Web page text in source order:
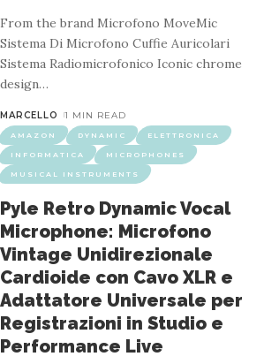
TONOR Microfono
From the brand Microfono Tonor Your
chiaro: L'obiettivo è
From the brand Microfono MoveMic
Sistema Di Microfono Cuffie Auricolari
Sistema Radiomicrofonico Iconic chrome
design…
MARCELLO 1 MIN READ
AMAZON DYNAMIC ELETTRONICA
INFORMATICA MICROPHONES
MUSICAL INSTRUMENTS
Pyle Retro Dynamic Vocal
Microphone: Microfono
Vintage Unidirezionale
Cardioide con Cavo XLR e
Adattatore Universale per
Registrazioni in Studio e
Performance Live